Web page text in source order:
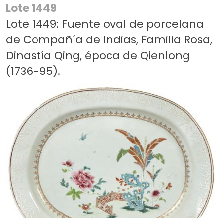
Lote 1449
Lote 1449: Fuente oval de porcelana
de Compañía de Indias, Familia Rosa,
Dinastía Qing, época de Qienlong
(1736-95).